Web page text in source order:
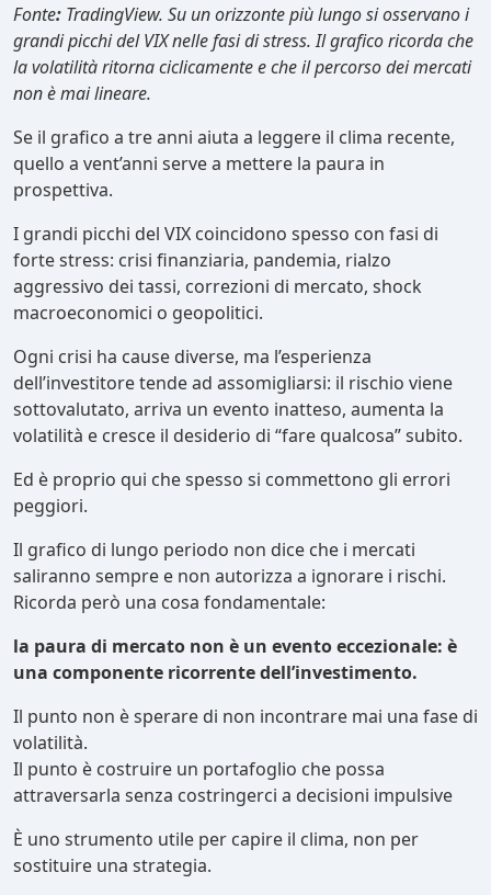
Fonte: TradingView. Su un orizzonte più lungo si osservano i
grandi picchi del VIX nelle fasi di stress. Il grafico ricorda che
la volatilità ritorna ciclicamente e che il percorso dei mercati
non è mai lineare.
Se il grafico a tre anni aiuta a leggere il clima recente,
quello a vent’anni serve a mettere la paura in
prospettiva.
I grandi picchi del VIX coincidono spesso con fasi di
forte stress: crisi finanziaria, pandemia, rialzo
aggressivo dei tassi, correzioni di mercato, shock
macroeconomici o geopolitici.
Ogni crisi ha cause diverse, ma l’esperienza
dell’investitore tende ad assomigliarsi: il rischio viene
sottovalutato, arriva un evento inatteso, aumenta la
volatilità e cresce il desiderio di “fare qualcosa” subito.
Ed è proprio qui che spesso si commettono gli errori
peggiori.
Il grafico di lungo periodo non dice che i mercati
saliranno sempre e non autorizza a ignorare i rischi.
Ricorda però una cosa fondamentale:
la paura di mercato non è un evento eccezionale: è
una componente ricorrente dell’investimento.
Il punto non è sperare di non incontrare mai una fase di
volatilità.
Il punto è costruire un portafoglio che possa
attraversarla senza costringerci a decisioni impulsive
È uno strumento utile per capire il clima, non per
sostituire una strategia.